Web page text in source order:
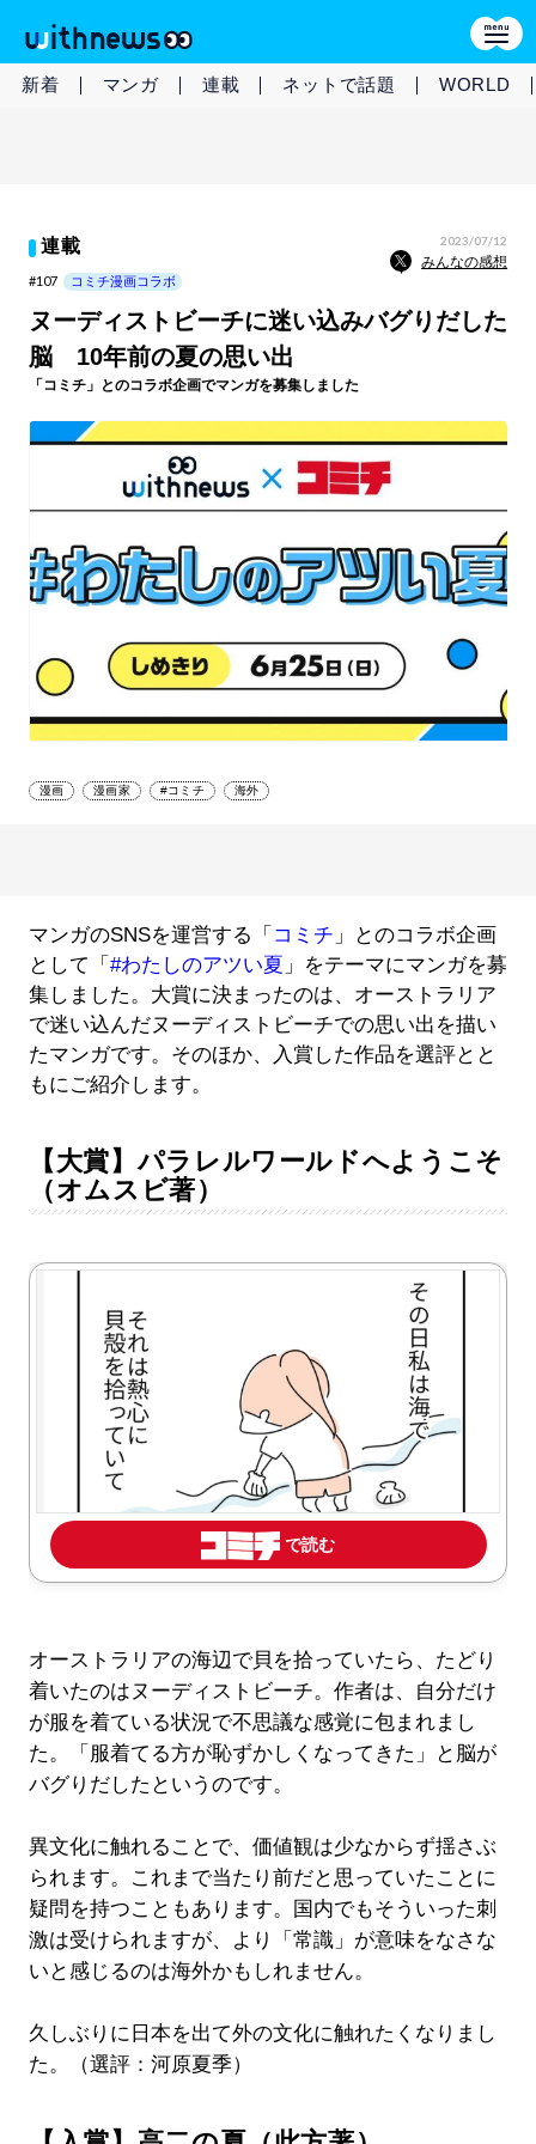
新着 マンガ 連載 ネットで話題 WORLD
連載 2023/07/12
みんなの感想
#107 コミチ漫画コラボ
ヌーディストビーチに迷い込みバグりだした
脳 10年前の夏の思い出
「コミチ」とのコラボ企画でマンガを募集しました
漫画 漫画家 #コミチ 海外
マンガのSNSを運営する「 コミチ 」とのコラボ企画
として「 #わたしのアツい夏 」をテーマにマンガを募
集しました。大賞に決まったのは、オーストラリア
で迷い込んだヌーディストビーチでの思い出を描い
たマンガです。そのほか、入賞した作品を選評とと
もにご紹介します。
【大賞】パラレルワールドへようこそ
（オムスビ著）
オーストラリアの海辺で貝を拾っていたら、たどり
着いたのはヌーディストビーチ。作者は、自分だけ
が服を着ている状況で不思議な感覚に包まれまし
た。「服着てる方が恥ずかしくなってきた」と脳が
バグりだしたというのです。
異文化に触れることで、価値観は少なからず揺さぶ
られます。これまで当たり前だと思っていたことに
疑問を持つこともあります。国内でもそういった刺
激は受けられますが、より「常識」が意味をなさな
いと感じるのは海外かもしれません。
久しぶりに日本を出て外の文化に触れたくなりまし
た。（選評：河原夏季）